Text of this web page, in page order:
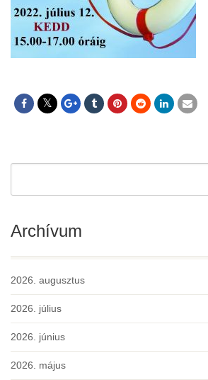
Archívum
2026. augusztus
2026. július
2026. június
2026. május